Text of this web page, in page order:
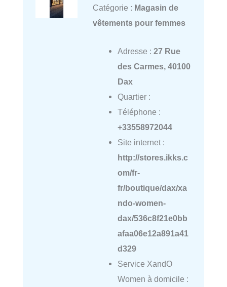
Catégorie : Magasin de
vêtements pour femmes
Adresse : 27 Rue
des Carmes, 40100
Dax
Quartier :
Téléphone :
+33558972044
Site internet :
http://stores.ikks.c
om/fr-
fr/boutique/dax/xa
ndo-women-
dax/536c8f21e0bb
afaa06e12a891a41
d329
Service XandO
Women à domicile :